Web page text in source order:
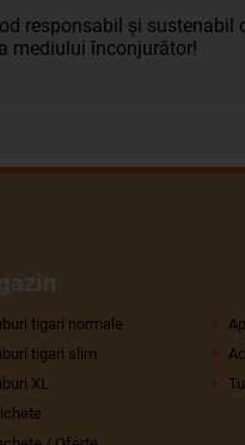
responsabil și sustenabil
mediului înconjurător!
tigari normale
tigari slim
XL